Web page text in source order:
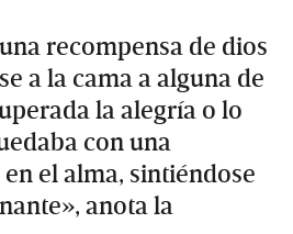
recompensa de dios
a la cama a alguna de
la alegría o lo
con una
el alma, sintiéndose
anota la